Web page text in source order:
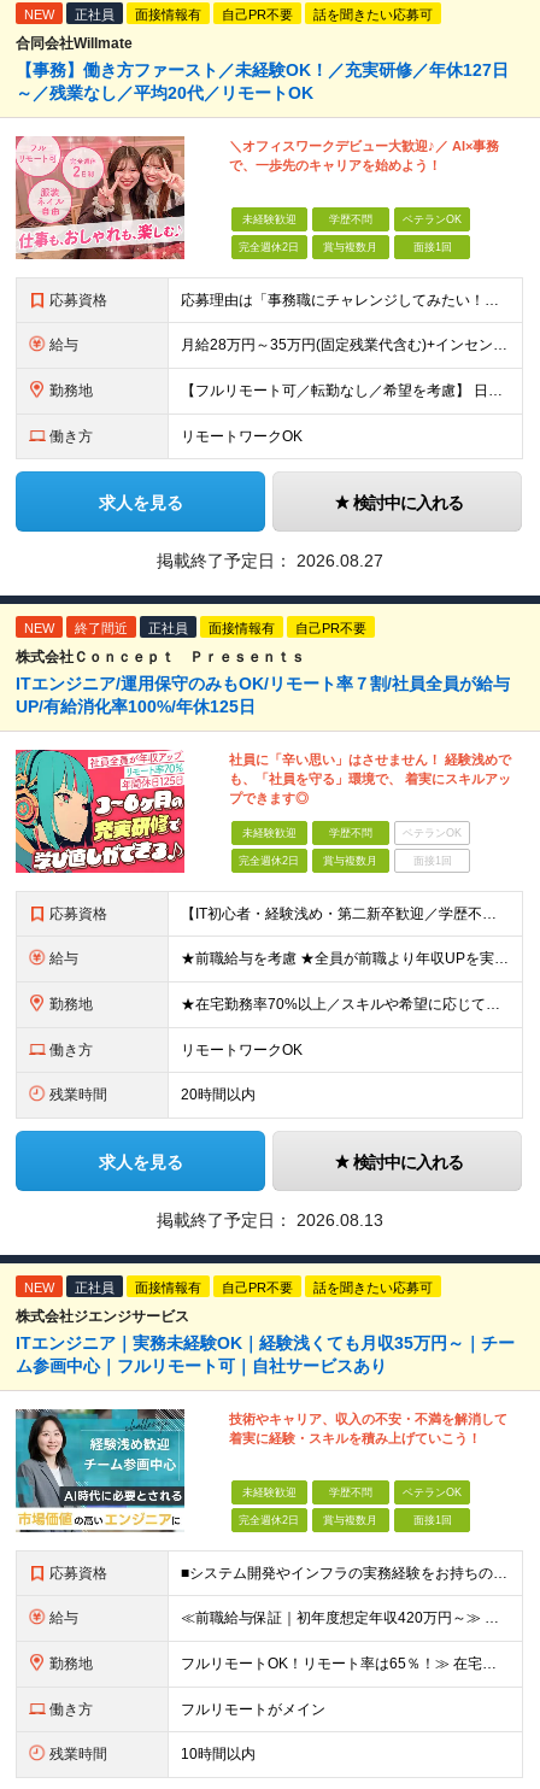
NEW 正社員 面接情報有 自己PR不要 話を聞きたい応募可
合同会社Willmate
【事務】働き方ファースト／未経験OK！／充実研修／年休127日
～／残業なし／平均20代／リモートOK
＼オフィスワークデビュー大歓迎♪／ AI×事務
で、一歩先のキャリアを始めよう！
未経験歓迎 学歴不問 ベテランOK
完全週休2日 賞与複数月 面接1回
応募資格 応募理由は「事務職にチャレンジしてみたい！」でOK！ #学歴不問 #未経験OK #第二新卒歓迎 ★1つでも当てはまれば、マッチング率高め★ □ オフィスワークデビューしたい方 □ 人をサポートする
給与 月給28万円～35万円(固定残業代含む)+インセンティブ＋各種手当 ※経験・能力等を考慮の上、決定します。 ※残業はほとんどありませんが、発生した場合は時間外手当を100％支給します。 【固定残業
勤務地 【フルリモート可／転勤なし／希望を考慮】 日本47都道府県、どこでも就業可能！ （東京・神奈川・埼玉・千葉・北海道・宮城・愛知・大阪・福岡・新潟など 各拠点近郊のプロジェクト先） 【Point】
働き方 リモートワークOK
求人を見る 検討中に入れる
掲載終了予定日： 2026.08.27
NEW 終了間近 正社員 面接情報有 自己PR不要
株式会社Ｃｏｎｃｅｐｔ Ｐｒｅｓｅｎｔｓ
ITエンジニア/運用保守のみもOK/リモート率７割/社員全員が給与
UP/有給消化率100%/年休125日
社員に「辛い思い」はさせません！ 経験浅めで
も、「社員を守る」環境で、 着実にスキルアッ
プできます◎
未経験歓迎 学歴不問 ベテランOK
完全週休2日 賞与複数月 面接1回
応募資格 【IT初心者・経験浅め・第二新卒歓迎／学歴不問】 「IT業界に興味がある」「手に職をつけたい」という意欲を重視したポテンシャル採用です！ ★こんな方を歓迎します ・新しいことを学ぶのが好きな方 ・チ
給与 ★前職給与を考慮 ★全員が前職より年収UPを実現！ ★入社後3年程度で年収50万～100万円UP可 年俸288万円～800万円（1/12を毎月支給）＋インセンティブ＋各種手当 ※経験・スキルを考慮
勤務地 ★在宅勤務率70%以上／スキルや希望に応じてフルリモートも可 ★転勤なし 本社または一都三県のプロジェクト先（東陽町、浜松町などメインは東京23区内）にて勤務いただきます！ 【本社】 東京都荒川区
働き方 リモートワークOK
残業時間 20時間以内
求人を見る 検討中に入れる
掲載終了予定日： 2026.08.13
NEW 正社員 面接情報有 自己PR不要 話を聞きたい応募可
株式会社ジエンジサービス
ITエンジニア｜実務未経験OK｜経験浅くても月収35万円～｜チー
ム参画中心｜フルリモート可｜自社サービスあり
技術やキャリア、収入の不安・不満を解消して
着実に経験・スキルを積み上げていこう！
未経験歓迎 学歴不問 ベテランOK
完全週休2日 賞与複数月 面接1回
応募資格 ■システム開発やインフラの実務経験をお持ちの方（言語・工程・年数不問） ■学歴不問 ┗システムサポートや運用保守・テスターなど幅広い経験の方も歓迎します！ ┗独学や実務未経験者といった方からの応募も歓
給与 ≪前職給与保証｜初年度想定年収420万円～≫ 月給35万円以上＋決算賞与＋交通費 ※スキル・経験を考慮の上、優遇します ※上記月給には固定残業代月20時間分(4万5000円以上)を含みます。超過し
勤務地 フルリモートOK！リモート率は65％！≫ 在宅勤務または東京・神奈川・埼玉・千葉のお客様先での勤務 ■本社 東京都港区芝2-22-15 STKビル 1F (変更の範囲)上記を除く当社関連勤務地
働き方 フルリモートがメイン
残業時間 10時間以内